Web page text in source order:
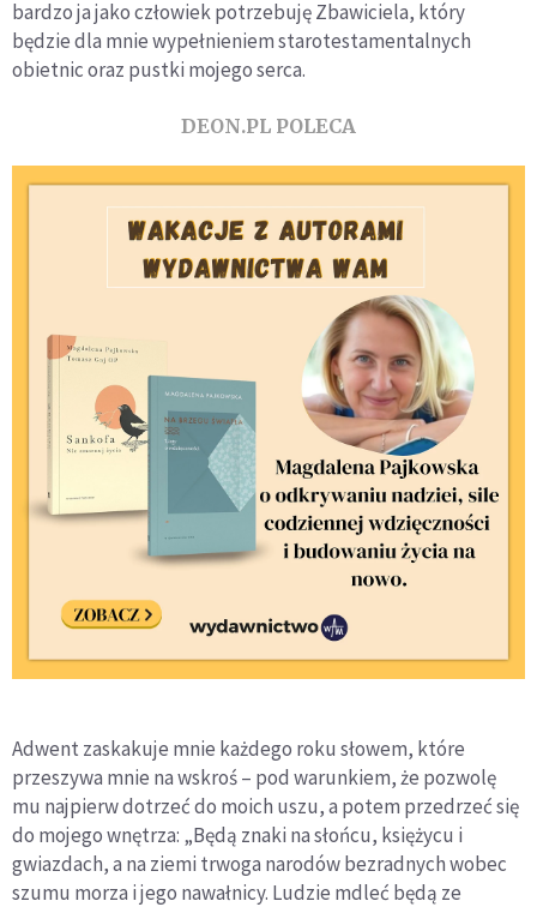
bardzo ja jako człowiek potrzebuję Zbawiciela, który
będzie dla mnie wypełnieniem starotestamentalnych
obietnic oraz pustki mojego serca.
DEON.PL POLECA
Adwent zaskakuje mnie każdego roku słowem, które
przeszywa mnie na wskroś – pod warunkiem, że pozwolę
mu najpierw dotrzeć do moich uszu, a potem przedrzeć się
do mojego wnętrza: „Będą znaki na słońcu, księżycu i
gwiazdach, a na ziemi trwoga narodów bezradnych wobec
szumu morza i jego nawałnicy. Ludzie mdleć będą ze